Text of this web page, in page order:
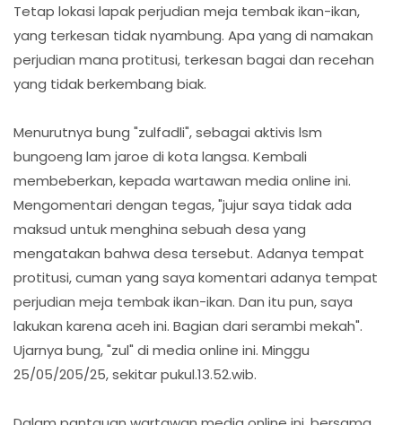
Tetap lokasi lapak perjudian meja tembak ikan-ikan,
yang terkesan tidak nyambung. Apa yang di namakan
perjudian mana protitusi, terkesan bagai dan recehan
yang tidak berkembang biak.
Menurutnya bung "zulfadli", sebagai aktivis lsm
bungoeng lam jaroe di kota langsa. Kembali
membeberkan, kepada wartawan media online ini.
Mengomentari dengan tegas, "jujur saya tidak ada
maksud untuk menghina sebuah desa yang
mengatakan bahwa desa tersebut. Adanya tempat
protitusi, cuman yang saya komentari adanya tempat
perjudian meja tembak ikan-ikan. Dan itu pun, saya
lakukan karena aceh ini. Bagian dari serambi mekah".
Ujarnya bung, "zul" di media online ini. Minggu
25/05/205/25, sekitar pukul.13.52.wib.